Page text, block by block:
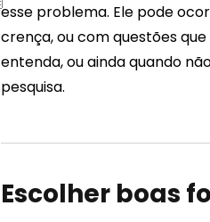
esse problema. Ele pode
crença, ou com questões
entenda, ou ainda quando
pesquisa.
Escolher boas